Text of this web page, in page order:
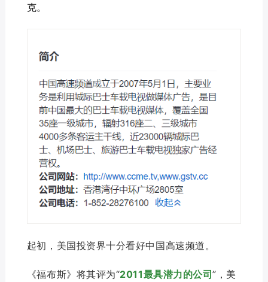
克。
起初，美国投资界十分看好中国高速频道。
《福布斯》将其评为“2011最具潜力的公司”，美